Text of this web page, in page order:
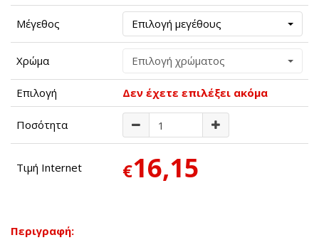
Μέγεθος Επιλογή μεγέθους
Χρώμα Επιλογή χρώματος
Επιλογή Δεν έχετε επιλέξει ακόμα
Ποσότητα
Τιμή Internet €16,15
Περιγραφή: